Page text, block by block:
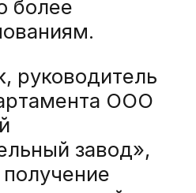
более
руководитель
ООО
завод»,